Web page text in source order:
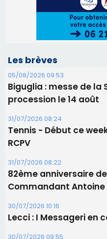
Les brèves
05/08/2026 09:53
Biguglia : messe de la
procession le 14 août
31/07/2026 08:24
Tennis - Début ce
RCPV
31/07/2026 08:22
82ème anniversaire
Commandant Antoine
30/07/2026 10:16
Lecci : I Messageri en
30/07/2026 09:55